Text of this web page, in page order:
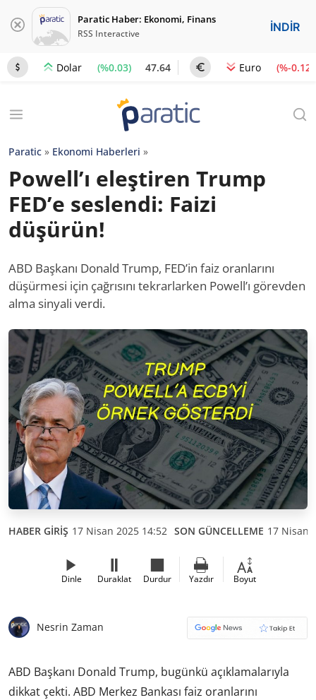
Paratic Haber: Ekonomi, Finans
RSS Interactive İNDİR
Dolar (%0.03) 47.64 Euro (%-0.12)
Paratic » Ekonomi Haberleri »
Powell’ı eleştiren Trump
FED’e seslendi: Faizi
düşürün!
ABD Başkanı Donald Trump, FED’in faiz oranlarını
düşürmesi için çağrısını tekrarlarken Powell’ı görevden
alma sinyali verdi.
HABER GİRİŞ 17 Nisan 2025 14:52 SON GÜNCELLEME 17 Nisan
Dinle Duraklat Durdur Yazdır Boyut
Nesrin Zaman
ABD Başkanı Donald Trump, bugünkü açıklamalarıyla
dikkat çekti. ABD Merkez Bankası faiz oranlarını